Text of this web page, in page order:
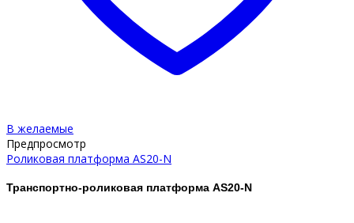
В желаемые
Предпросмотр
Роликовая платформа АS20-N
Транспортно-роликовая платформа АS20-N